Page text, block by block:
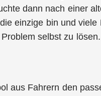
dann nach einer
einzige bin und
selbst zu lösen.
aus Fahrern den